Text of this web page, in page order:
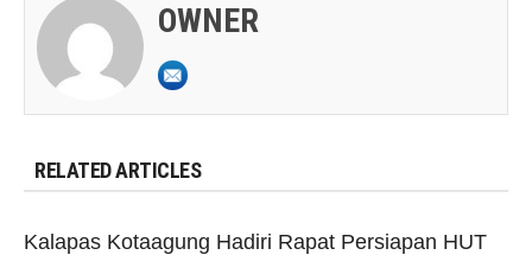
OWNER
RELATED ARTICLES
Kalapas Kotaagung Hadiri Rapat Persiapan HUT